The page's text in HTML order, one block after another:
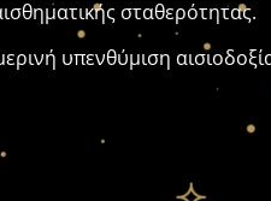
σταθερότητας.
υπενθύμιση